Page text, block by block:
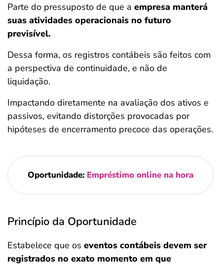
Parte do pressuposto de que a empresa manterá
suas atividades operacionais no futuro
previsível.
Dessa forma, os registros contábeis são feitos com
a perspectiva de continuidade, e não de
liquidação.
Impactando diretamente na avaliação dos ativos e
passivos, evitando distorções provocadas por
hipóteses de encerramento precoce das operações.
Oportunidade: Empréstimo online na hora
Princípio da Oportunidade
Estabelece que os eventos contábeis devem ser
registrados no exato momento em que